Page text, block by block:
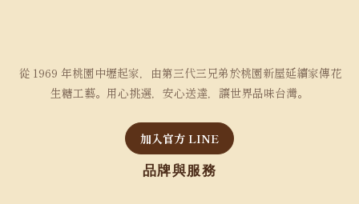
從 1969 年桃園中壢起家，由第三代三兄弟於桃園新屋延續家傳花
生糖工藝。用心挑選，安心送達，讓世界品味台灣。
加入官方 LINE
品牌與服務